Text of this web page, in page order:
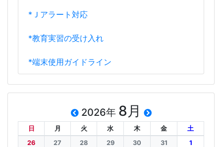
*Ｊアラート対応
*教育実習の受け入れ
*端末使用ガイドライン
2026年 8月
日 月 火 水 木 金
土
26
27 28 29 30 31 1